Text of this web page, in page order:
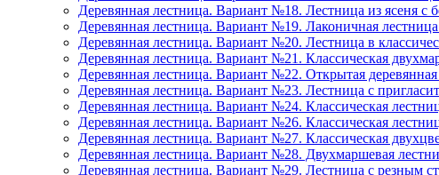
Деревянная лестница. Вариант №18. Лестница из ясеня
Деревянная лестница. Вариант №19. Лаконичная
Деревянная лестница. Вариант №20. Лестница в
Деревянная лестница. Вариант №21. Классическая
Деревянная лестница. Вариант №22. Открытая
Деревянная лестница. Вариант №23. Лестница с
Деревянная лестница. Вариант №24. Классическая
Деревянная лестница. Вариант №26. Классическая
Деревянная лестница. Вариант №27. Классическая
Деревянная лестница. Вариант №28. Двухмаршевая
Деревянная лестница. Вариант №29. Лестница с резным